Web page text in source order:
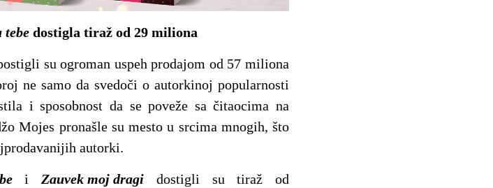
tebedostigla tiraž od 29 miliona
su ogroman uspeh prodajom od 57 miliona
ne samo da svedoči o autorkinoj popularnosti
i sposobnost da se poveže sa čitaocima na
Mojes pronašle su mesto u srcima mnogih, što
autorki.
i Zauvek moj dragi dostigli su tiraž od